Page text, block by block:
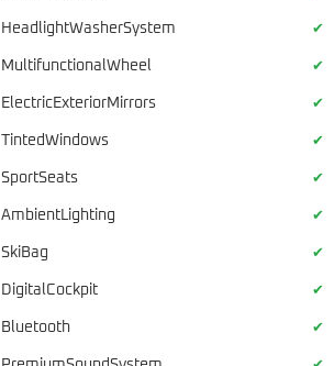
HeadlightWasherSystem ✔
MultifunctionalWheel ✔
ElectricExteriorMirrors ✔
TintedWindows ✔
SportSeats ✔
AmbientLighting ✔
SkiBag ✔
DigitalCockpit ✔
Bluetooth ✔